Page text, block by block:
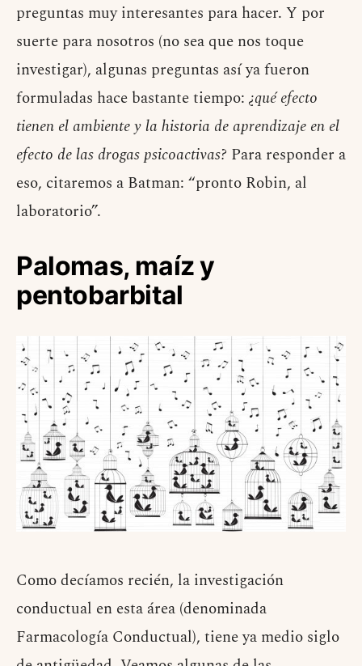
preguntas muy interesantes para hacer. Y por
suerte para nosotros (no sea que nos toque
investigar), algunas preguntas así ya fueron
formuladas hace bastante tiempo: ¿qué efecto
tienen el ambiente y la historia de aprendizaje en el
efecto de las drogas psicoactivas? Para responder a
eso, citaremos a Batman: “pronto Robin, al
laboratorio”.
Palomas, maíz y
pentobarbital
Como decíamos recién, la investigación
conductual en esta área (denominada
Farmacología Conductual), tiene ya medio siglo